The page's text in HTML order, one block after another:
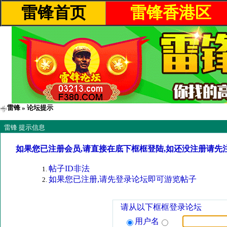
雷锋首页 雷锋香港区
雷锋 » 论坛提示
雷锋 提示信息
如果您已注册会员,请直接在底下框框登陆,如还没注册请先
帖子ID非法
如果您已注册,请先登录论坛即可游览帖子
请从以下框框登录论坛
用户名